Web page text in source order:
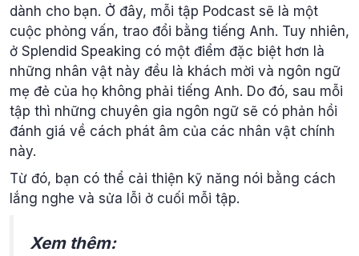
dành cho bạn. Ở đây, mỗi tập Podcast sẽ là một
cuộc phỏng vấn, trao đổi bằng tiếng Anh. Tuy nhiên,
ở Splendid Speaking có một điểm đặc biệt hơn là
những nhân vật này đều là khách mời và ngôn ngữ
mẹ đẻ của họ không phải tiếng Anh. Do đó, sau mỗi
tập thì những chuyên gia ngôn ngữ sẽ có phản hồi
đánh giá về cách phát âm của các nhân vật chính
này.
Từ đó, bạn có thể cải thiện kỹ năng nói bằng cách
lắng nghe và sửa lỗi ở cuối mỗi tập.
Xem thêm: